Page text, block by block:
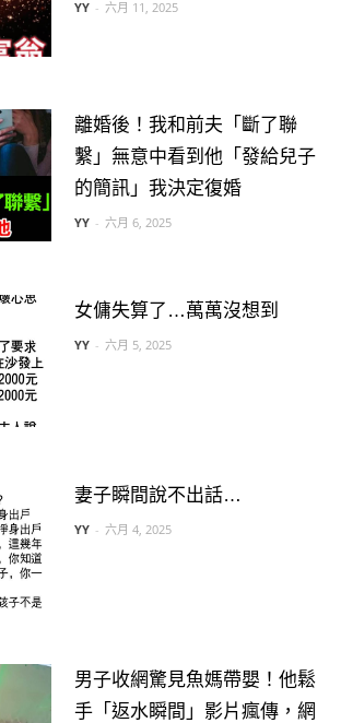
YY - 六月 11, 2025
離婚後！我和前夫「斷了聯
繫」無意中看到他「發給兒子
的簡訊」我決定復婚
YY - 六月 6, 2025
女傭失算了…萬萬沒想到
YY - 六月 5, 2025
妻子瞬間說不出話…
YY - 六月 4, 2025
男子收網驚見魚媽帶嬰！他鬆
手「返水瞬間」影片瘋傳，網